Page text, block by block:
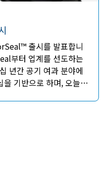
출시를 발표합니
부터 업계를 선도하는
년간 공기 여과 분야에
기반으로 하며, 오늘날